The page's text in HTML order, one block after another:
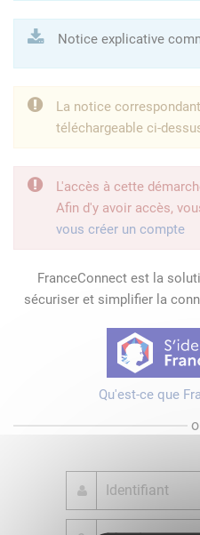
Notice explicative
La notice
téléchargeable ci-
L'accès à cette
Afin d'y avoir accès,
vous créer un compte
FranceConnect est la
sécuriser et simplifier la
Qu'est-ce que